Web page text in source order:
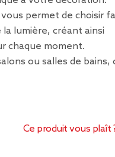
permet de choisir
lumière, créant ainsi
chaque moment.
ou salles de bains,
Ce produit vous plaît